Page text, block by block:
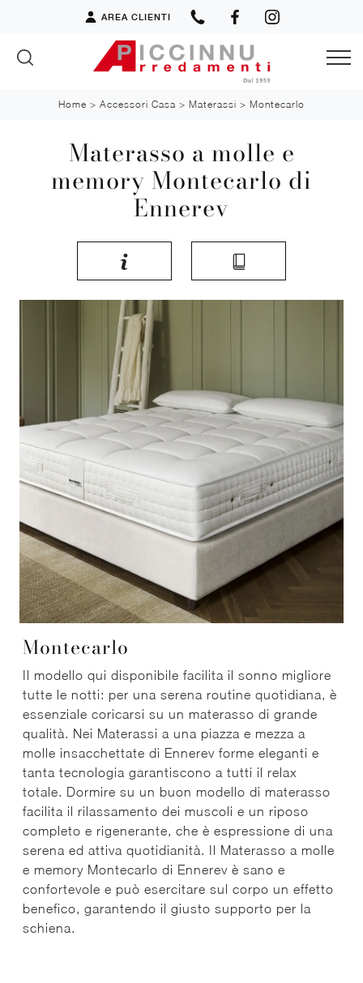
AREA CLIENTI
Home > Accessori Casa > Materassi > Montecarlo
Materasso a molle e
memory Montecarlo di
Ennerev
Montecarlo
Il modello qui disponibile facilita il sonno migliore
tutte le notti: per una serena routine quotidiana, è
essenziale coricarsi su un materasso di grande
qualità. Nei Materassi a una piazza e mezza a
molle insacchettate di Ennerev forme eleganti e
tanta tecnologia garantiscono a tutti il relax
totale. Dormire su un buon modello di materasso
facilita il rilassamento dei muscoli e un riposo
completo e rigenerante, che è espressione di una
serena ed attiva quotidianità. Il Materasso a molle
e memory Montecarlo di Ennerev è sano e
confortevole e può esercitare sul corpo un effetto
benefico, garantendo il giusto supporto per la
schiena.